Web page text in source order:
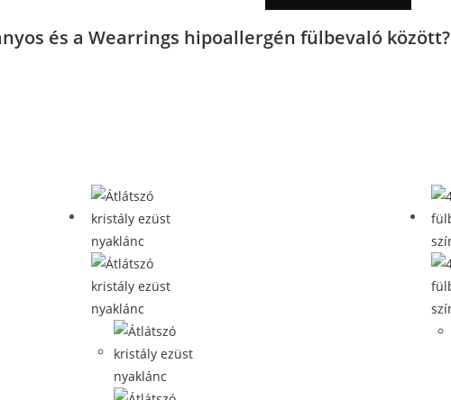
és a Wearrings hipoallergén fülbevaló között?